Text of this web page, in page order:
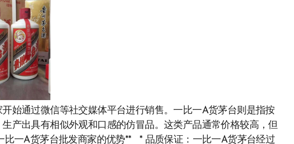
始通过微信等社交媒体平台进行销售。一比一A货茅台则是指按
产出具有相似外观和口感的仿冒品。这类产品通常价格较高，但
比一A货茅台批发商家的优势** * 品质保证：一比一A货茅台经过